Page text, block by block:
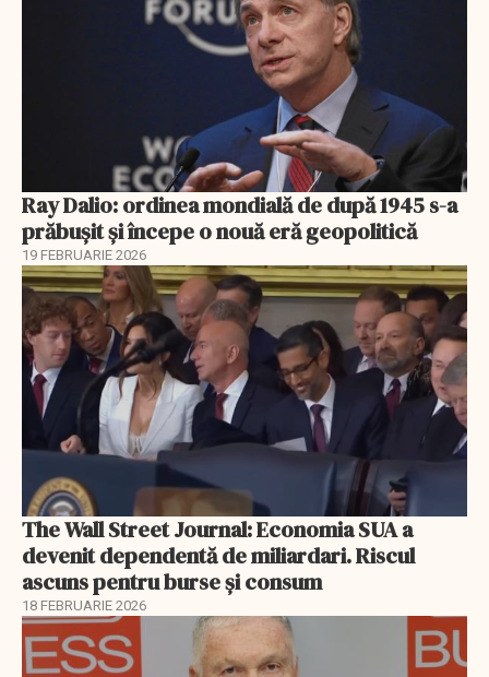
Ray Dalio: ordinea mondială de după 1945 s-a
prăbușit și începe o nouă eră geopolitică
19 FEBRUARIE 2026
The Wall Street Journal: Economia SUA a
devenit dependentă de miliardari. Riscul
ascuns pentru burse și consum
18 FEBRUARIE 2026
EXCLUSIV